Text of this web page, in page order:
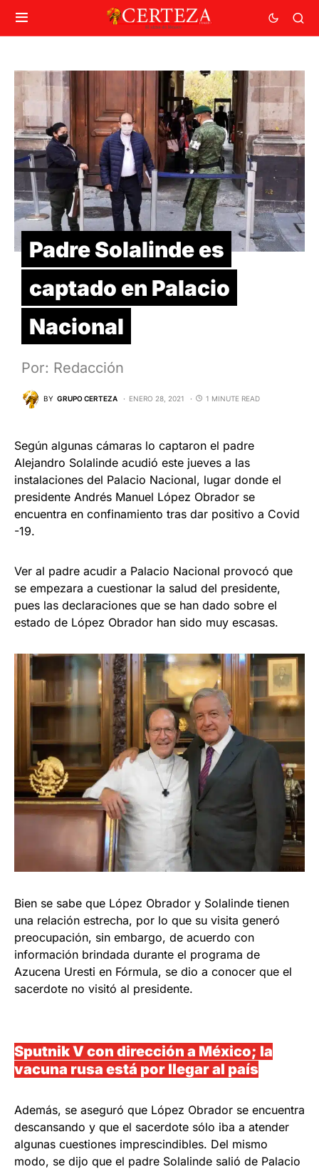
Padre Solalinde es
captado en Palacio
Nacional
Por: Redacción
BY GRUPO CERTEZA ENERO 28, 2021 1 MINUTE READ
Según algunas cámaras lo captaron el padre
Alejandro Solalinde acudió este jueves a las
instalaciones del Palacio Nacional, lugar donde el
presidente Andrés Manuel López Obrador se
encuentra en confinamiento tras dar positivo a Covid
-19.
Ver al padre acudir a Palacio Nacional provocó que
se empezara a cuestionar la salud del presidente,
pues las declaraciones que se han dado sobre el
estado de López Obrador han sido muy escasas.
Bien se sabe que López Obrador y Solalinde tienen
una relación estrecha, por lo que su visita generó
preocupación, sin embargo, de acuerdo con
información brindada durante el programa de
Azucena Uresti en Fórmula, se dio a conocer que el
sacerdote no visitó al presidente.
Sputnik V con dirección a México; la
vacuna rusa está por llegar al país
Además, se aseguró que López Obrador se encuentra
descansando y que el sacerdote sólo iba a atender
algunas cuestiones imprescindibles. Del mismo
modo, se dijo que el padre Solalinde salió de Palacio